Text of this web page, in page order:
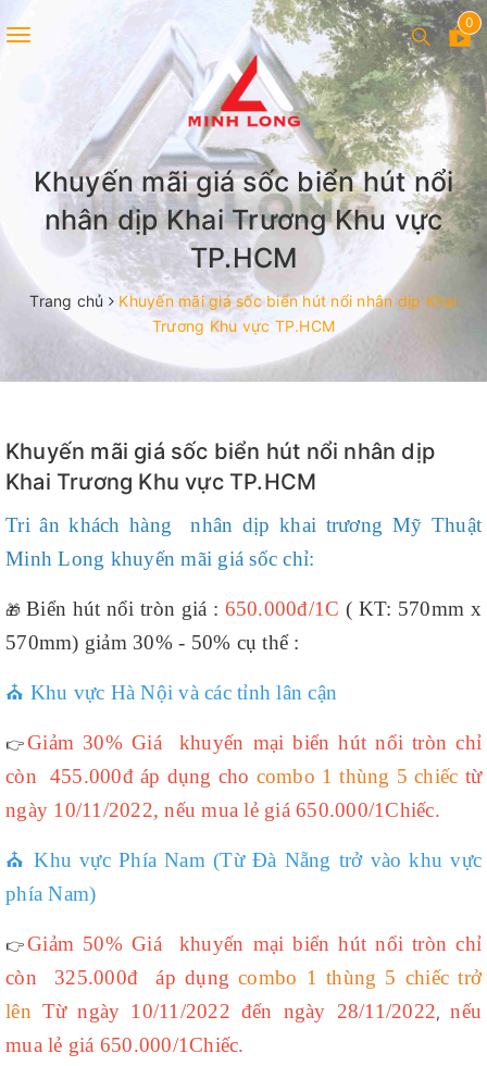
Toggle
0
Khuyến mãi giá sốc biển hút nổi
nhân dịp Khai Trương Khu vực
TP.HCM
Trang chủ
Khuyến mãi giá sốc biển hút nổi nhân dịp Khai
Trương Khu vực TP.HCM
Khuyến mãi giá sốc biển hút nổi nhân dịp
Khai Trương Khu vực TP.HCM
Tri ân khách hàng nhân dịp khai trương Mỹ Thuật
Minh Long khuyến mãi giá sốc chỉ:
🎁 Biển hút nổi tròn giá : 650.000đ/1C ( KT: 570mm x
570mm) giảm 30% - 50% cụ thể :
⛪ Khu vực Hà Nội và các tỉnh lân cận
👉Giảm 30% Giá khuyến mại biển hút nổi tròn chỉ
còn 455.000đáp dụng cho combo 1 thùng 5 chiếc từ
ngày 10/11/2022, nếu mua lẻ giá 650.000/1Chiếc.
⛪ Khu vực Phía Nam (Từ Đà Nẵng trở vào khu vực
phía Nam)
👉Giảm 50% Giá khuyến mại biển hút nổi tròn chỉ
còn 325.000đ áp dụngcombo 1 thùng 5 chiếc trở
lên Từ ngày 10/11/2022 đến ngày 28/11/2022,nếu
mua lẻ giá 650.000/1Chiếc.